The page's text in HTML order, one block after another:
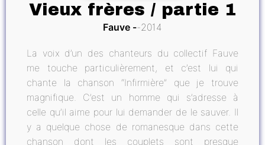
Vieux frères / partie 1
Fauve 2014
La voix d’un des chanteurs du collectif Fauve
me touche particulièrement, et c’est lui qui
chante la chanson “Infirmière” que je trouve
magnifique. C’est un homme qui s’adresse à
celle qu’il aime pour lui demander de le sauver. Il
y a quelque chose de romanesque dans cette
chanson dont les couplets sont presque